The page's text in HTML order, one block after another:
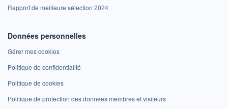
Rapport de meilleure sélection 2024
Données personnelles
Gérer mes cookies
Politique de confidentialité
Politique de cookies
Politique de protection des données membres et visiteurs